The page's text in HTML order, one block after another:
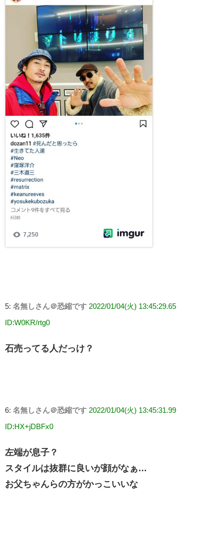
5: 名無しさん＠恐縮です 2022/01/04(火) 13:45:29.65
ID:W0KR/rtg0
石売ってる人だっけ？
6: 名無しさん＠恐縮です 2022/01/04(火) 13:45:31.99
ID:HX+jDBFx0
左端が息子？
スタイルは抜群に良いが顔がなぁ…
お父ちゃんらの方がかっこいいな